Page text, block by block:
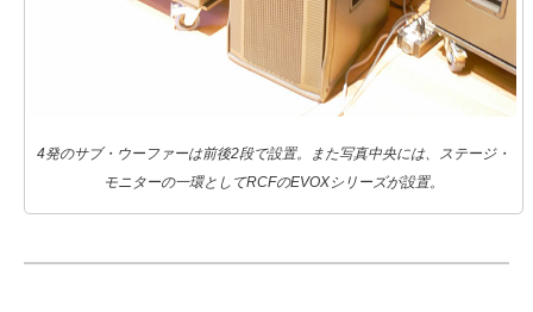
4発のサブ・ウーファーは前後2段で設置。また写真中央には、ステージ・
モニターの一環としてRCFのEVOXシリーズが設置。